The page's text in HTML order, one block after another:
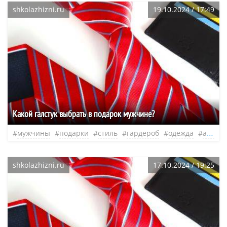
shkolazhizni.ru 19.10.2024 / 17:49
Какой галстук выбрать в подарок мужчине?
мужчины подарки стиль гардероб одежда аксессуары
shkolazhizni.ru 17.10.2024 / 19:25